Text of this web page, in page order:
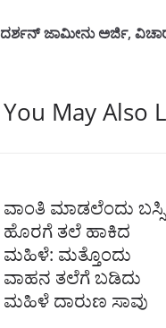
ದರ್ಶನ್ ಜಾಮೀನು ಅರ್ಜಿ,
You May Also
ವಾಂತಿ ಮಾಡಲೆಂದು
ಹೊರಗೆ ತಲೆ ಹಾಕಿದ
ಮಹಿಳೆ: ಮತ್ತೊಂದು
ವಾಹನ ತಲೆಗೆ ಬಡಿದು
ಮಹಿಳೆ ದಾರುಣ ಸಾವು